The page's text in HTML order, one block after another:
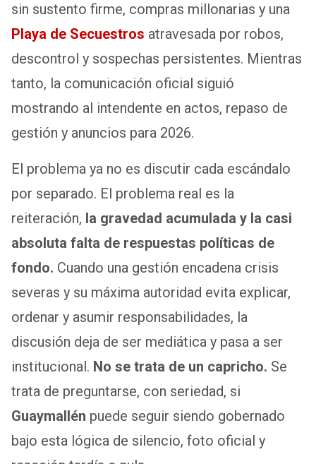
sin sustento firme, compras millonarias y una
Playa de Secuestros atravesada por robos,
descontrol y sospechas persistentes. Mientras
tanto, la comunicación oficial siguió
mostrando al intendente en actos, repaso de
gestión y anuncios para 2026.
El problema ya no es discutir cada escándalo
por separado. El problema real es la
reiteración, la gravedad acumulada y la casi
absoluta falta de respuestas políticas de
fondo. Cuando una gestión encadena crisis
severas y su máxima autoridad evita explicar,
ordenar y asumir responsabilidades, la
discusión deja de ser mediática y pasa a ser
institucional. No se trata de un capricho. Se
trata de preguntarse, con seriedad, si
Guaymallén puede seguir siendo gobernado
bajo esta lógica de silencio, foto oficial y